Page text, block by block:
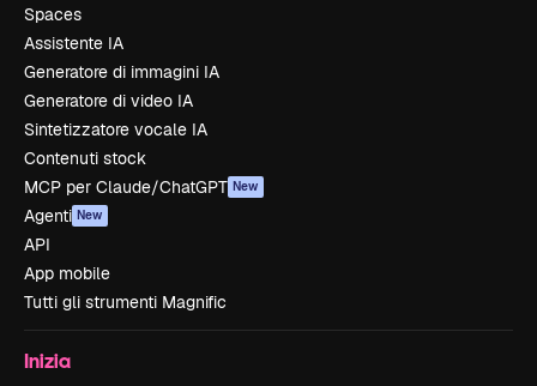
Spaces
Assistente IA
Generatore di immagini IA
Generatore di video IA
Sintetizzatore vocale IA
Contenuti stock
MCP per Claude/ChatGPT New
Agenti New
API
App mobile
Tutti gli strumenti Magnific
Inizia